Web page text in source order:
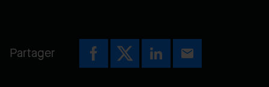
Partager